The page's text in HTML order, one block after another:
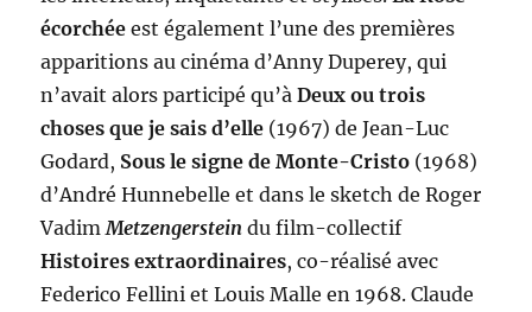
écorchée est également l’une des premières
apparitions au cinéma d’Anny Duperey, qui
n’avait alors participé qu’àDeux ou trois
choses que je sais d’elle (1967) de Jean-Luc
Godard, Sous le signe de Monte-Cristo (1968)
d’André Hunnebelle et dans le sketch de Roger
VadimMetzengerstein du film-collectif
Histoires extraordinaires, co-réalisé avec
Federico Fellini et Louis Malle en 1968. Claude